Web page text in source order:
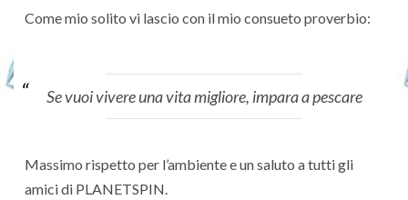
Come mio solito vi lascio con il mio consueto proverbio:
Se vuoi vivere una vita migliore, impara a pescare
Massimo rispetto per l’ambiente e un saluto a tutti gli
amici di PLANETSPIN.